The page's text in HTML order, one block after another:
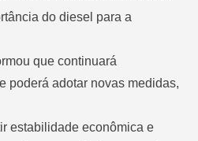
do diesel para a
que continuará
poderá adotar novas medidas,
estabilidade econômica e